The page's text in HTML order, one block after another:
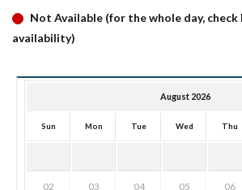
Not Available (for the whole day, check
availability)
August 2026
Sun Mon Tue Wed Thu
02 03 04 05 06